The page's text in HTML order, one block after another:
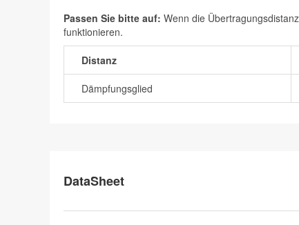
Passen Sie bitte auf: Wenn die
funktionieren.
Distanz
Dämpfungsglied
DataSheet